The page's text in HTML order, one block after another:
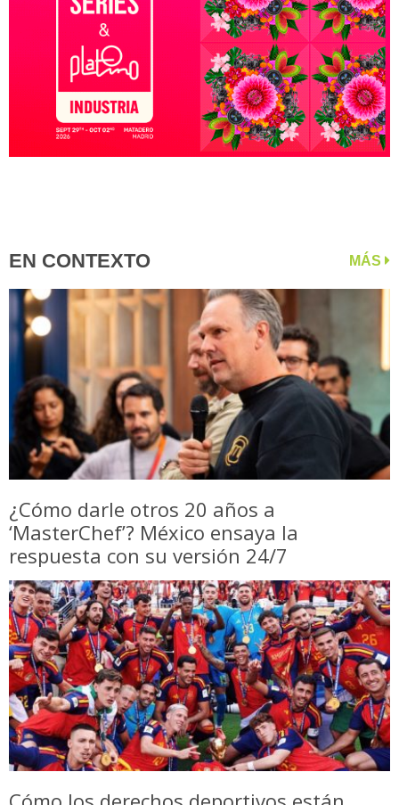
EN CONTEXTO MÁS
¿Cómo darle otros 20 años a
‘MasterChef’? México ensaya la
respuesta con su versión 24/7